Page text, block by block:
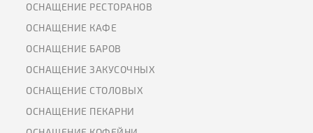
ОСНАЩЕНИЕ РЕСТОРАНОВ
ОСНАЩЕНИЕ КАФЕ
ОСНАЩЕНИЕ БАРОВ
ОСНАЩЕНИЕ ЗАКУСОЧНЫХ
ОСНАЩЕНИЕ СТОЛОВЫХ
ОСНАЩЕНИЕ ПЕКАРНИ